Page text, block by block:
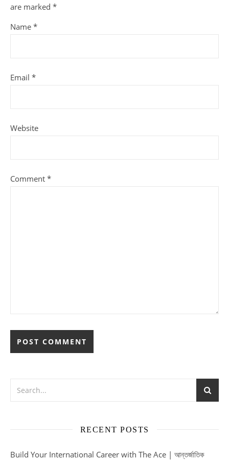
are marked *
Name *
Email *
Website
Comment *
RECENT POSTS
Build Your International Career with The Ace | আন্তর্জাতিক